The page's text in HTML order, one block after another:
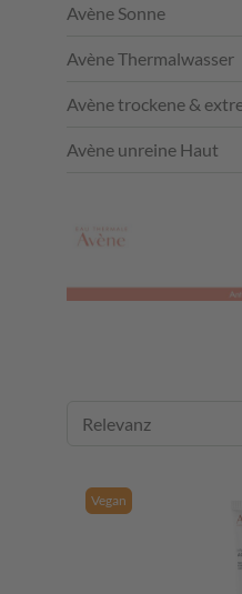
Avène Sonne
Avène Thermalwasser
Avène trockene &
Avène unreine Haut
Vegan